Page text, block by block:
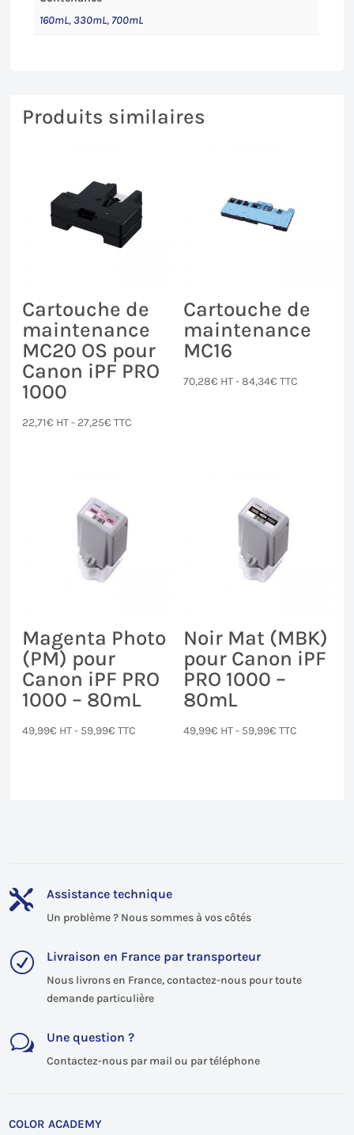
160mL,330mL,700mL
Produits similaires
Cartouche de
maintenance
MC20 OS pour
Canon iPF PRO
1000
22,71€ HT - 27,25€ TTC
Cartouche de
maintenance
MC16
70,28€ HT -84,34€ TTC
Magenta Photo
(PM) pour
Canon iPF PRO
1000 – 80mL
49,99€ HT - 59,99€ TTC
Noir Mat (MBK)
pour Canon iPF
PRO 1000 –
80mL
49,99€ HT - 59,99€ TTC
 Assistance technique
Un problème ? Nous sommes à vos côtés
R Livraison en France par transporteur
Nous livrons en France, contactez-nous pour toute
demande particulière
w Une question ?
Contactez-nous par mail ou par téléphone
COLOR ACADEMY